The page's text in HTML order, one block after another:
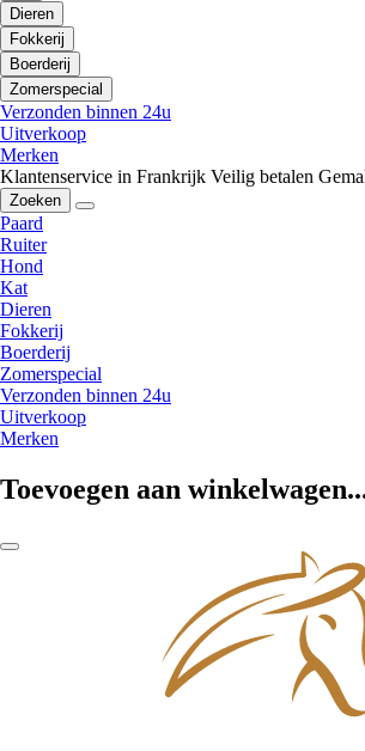
Dieren
Fokkerij
Boerderij
Zomerspecial
Verzonden binnen 24u
Uitverkoop
Merken
Klantenservice in Frankrijk Veilig betalen
Zoeken
Paard
Ruiter
Hond
Kat
Dieren
Fokkerij
Boerderij
Zomerspecial
Verzonden binnen 24u
Uitverkoop
Merken
Toevoegen aan